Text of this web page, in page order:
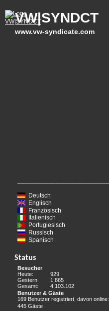
VW|SYNDCT
www.vw-syndicate.com
Deutsch
Englisch
Französisch
Italienisch
Portugiesisch
Russisch
Spanisch
Status
Besucher
Heute:
929
Gestern:
1.865
Gesamt:
4.103.102
Benutzer & Gäste
169 Benutzer registriert, davon online:
445 Gäste